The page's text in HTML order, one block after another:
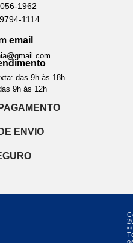
1962
1114
email
das 9h às 18h
9h às 12h
ENVIO
©